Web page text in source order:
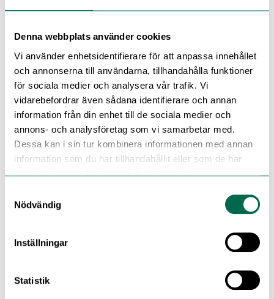
Denna webbplats använder cookies
Vi använder enhetsidentifierare för att anpassa innehållet
och annonserna till användarna, tillhandahålla funktioner
för sociala medier och analysera vår trafik. Vi
vidarebefordrar även sådana identifierare och annan
information från din enhet till de sociala medier och
annons- och analysföretag som vi samarbetar med.
Dessa kan i sin tur kombinera informationen med annan
information som du har tillhandahållit eller som de har
samlat in när du har använt deras tjänster.
Nödvändig
Inställningar
Statistik